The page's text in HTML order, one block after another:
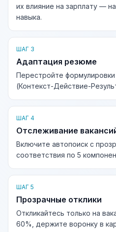
их влияние на зарплату —
навыка.
ШАГ 3
Адаптация резюме
Перестройте
(Контекст-Действие-
ШАГ 4
Отслеживание
Включите автопоиск с
соответствия по 5
ШАГ 5
Прозрачные отклики
Откликайтесь только на
60%, держите воронку в